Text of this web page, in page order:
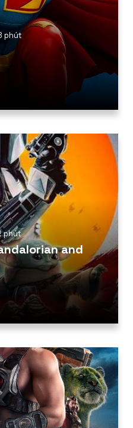
phút
phút
and